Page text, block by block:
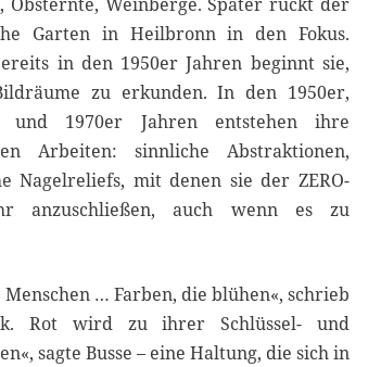
Obsternte, Weinberge. Später rückt der
Garten in Heilbronn in den Fokus.
in den 1950er Jahren beginnt sie,
zu erkunden. In den 1950er,
und 1970er Jahren entstehen ihre
Arbeiten: sinnliche Abstraktionen,
Nagelreliefs, mit denen sie der ZERO-
anzuschließen, auch wenn es zu
… Farben, die blühen«, schrieb
Rot wird zu ihrer Schlüssel- und
sagte Busse – eine Haltung, die sich in